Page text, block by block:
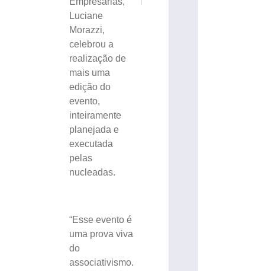
Luciane
Morazzi,
celebrou a
realização de
mais uma
edição do
evento,
inteiramente
planejada e
executada
pelas
nucleadas.
“Esse evento é
uma prova viva
do
associativismo.